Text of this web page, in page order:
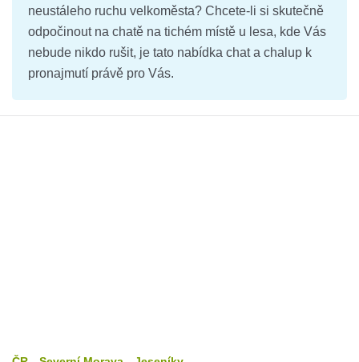
neustáleho ruchu velkoměsta? Chcete-li si skutečně
odpočinout na chatě na tichém místě u lesa, kde Vás
nebude nikdo rušit, je tato nabídka chat a chalup k
pronajmutí právě pro Vás.